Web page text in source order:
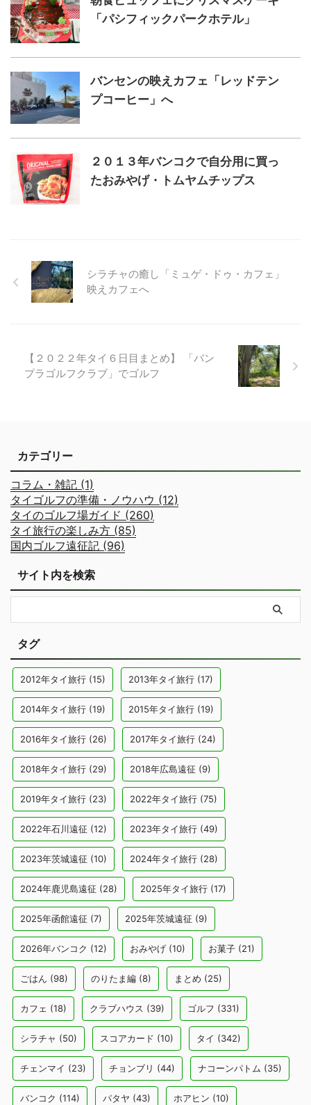
「パシフィックパークホテル」
バンセンの映えカフェ「レッドテン
プコーヒー」へ
２０１３年バンコクで自分用に買っ
たおみやげ・トムヤムチップス
シラチャの癒し「ミュゲ・ドゥ・カフェ」
映えカフェへ
【２０２２年タイ６日目まとめ】 「バン
プラゴルフクラブ」でゴルフ
カテゴリー
コラム・雑記 (1)
タイゴルフの準備・ノウハウ (12)
タイのゴルフ場ガイド (260)
タイ旅行の楽しみ方 (85)
国内ゴルフ遠征記 (96)
サイト内を検索
タグ
2012年タイ旅行 (15) 2013年タイ旅行 (17)
2014年タイ旅行 (19) 2015年タイ旅行 (19)
2016年タイ旅行 (26) 2017年タイ旅行 (24)
2018年タイ旅行 (29) 2018年広島遠征 (9)
2019年タイ旅行 (23) 2022年タイ旅行 (75)
2022年石川遠征 (12) 2023年タイ旅行 (49)
2023年茨城遠征 (10) 2024年タイ旅行 (28)
2024年鹿児島遠征 (28) 2025年タイ旅行 (17)
2025年函館遠征 (7) 2025年茨城遠征 (9)
2026年バンコク (12) おみやげ (10) お菓子 (21)
ごはん (98) のりたま編 (8) まとめ (25)
カフェ (18) クラブハウス (39) ゴルフ (331)
シラチャ (50) スコアカード (10) タイ (342)
チェンマイ (23) チョンブリ (44) ナコーンパトム (35)
バンコク (114) パタヤ (43) ホアヒン (10)